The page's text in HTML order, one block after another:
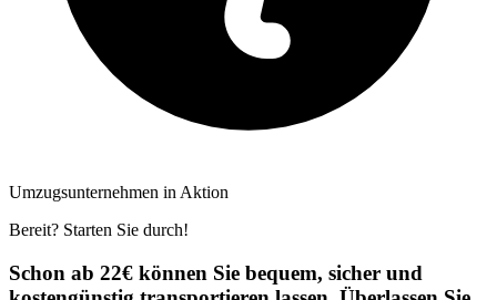
Umzugsunternehmen in Aktion
Bereit? Starten Sie durch!
Schon ab 22€ können Sie bequem, sicher und